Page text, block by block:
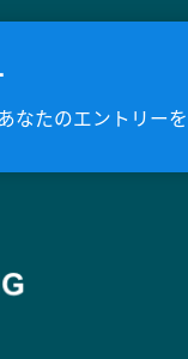
なたのエントリーを